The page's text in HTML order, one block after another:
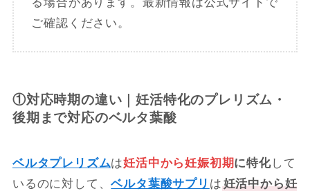
ご確認ください。
①対応時期の違い｜妊活特化のプレリズム・
後期まで対応のベルタ葉酸
ベルタプレリズムは妊活中から妊娠初期に特化して
いるのに対して、ベルタ葉酸サプリ は妊活中から妊